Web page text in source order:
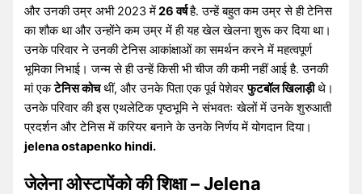
और उनकी उम्र अभी 2023 में26 वर्षहै. उन्हें बहुत कम उम्र से ही टेनिस
का शौक था और उन्होंने कम उम्र में ही यह खेल खेलना शुरू कर दिया था।
उनके परिवार ने उनकी टेनिस आकांक्षाओं का समर्थन करने में महत्वपूर्ण
भूमिका निभाई। जन्म से ही उन्हें किसी भी चीज की कमी नहीं आई है. उनकी
मां एकटेनिस कोचथीं, और उनके पिता एक पूर्व पेशेवरफुटबॉल खिलाड़ीथे।
उनके परिवार की इस एथलेटिक पृष्ठभूमि ने संभवतः खेलों में उनके शुरुआती
प्रदर्शन और टेनिस में करियर बनाने के उनके निर्णय में योगदान दिया।
jelena ostapenko hindi.
जेलेना ओस्टापेंको की शिक्षा – Jelena